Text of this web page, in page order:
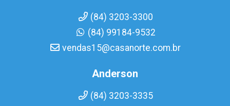
(84) 3203-3300
(84) 99184-9532
vendas15@casanorte.com.br
Anderson
(84) 3203-3335